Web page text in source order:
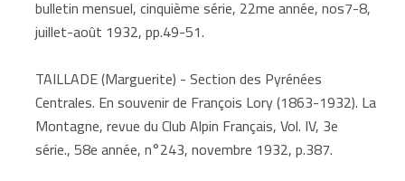
bulletin mensuel, cinquième série, 22me année, nos7-8,
juillet-août 1932, pp.49-51.
TAILLADE (Marguerite) - Section des Pyrénées
Centrales. En souvenir de François Lory (1863-1932). La
Montagne, revue du Club Alpin Français, Vol. IV, 3e
série., 58e année, n°243, novembre 1932, p.387.